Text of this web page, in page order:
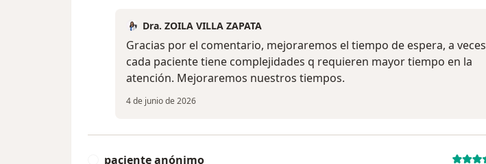
Dra. ZOILA VILLA ZAPATA
Gracias por el comentario, mejoraremos el tiempo de espera, a veces
cada paciente tiene complejidades q requieren mayor tiempo en la
atención. Mejoraremos nuestros tiempos.
4 de junio de 2026
paciente anónimo